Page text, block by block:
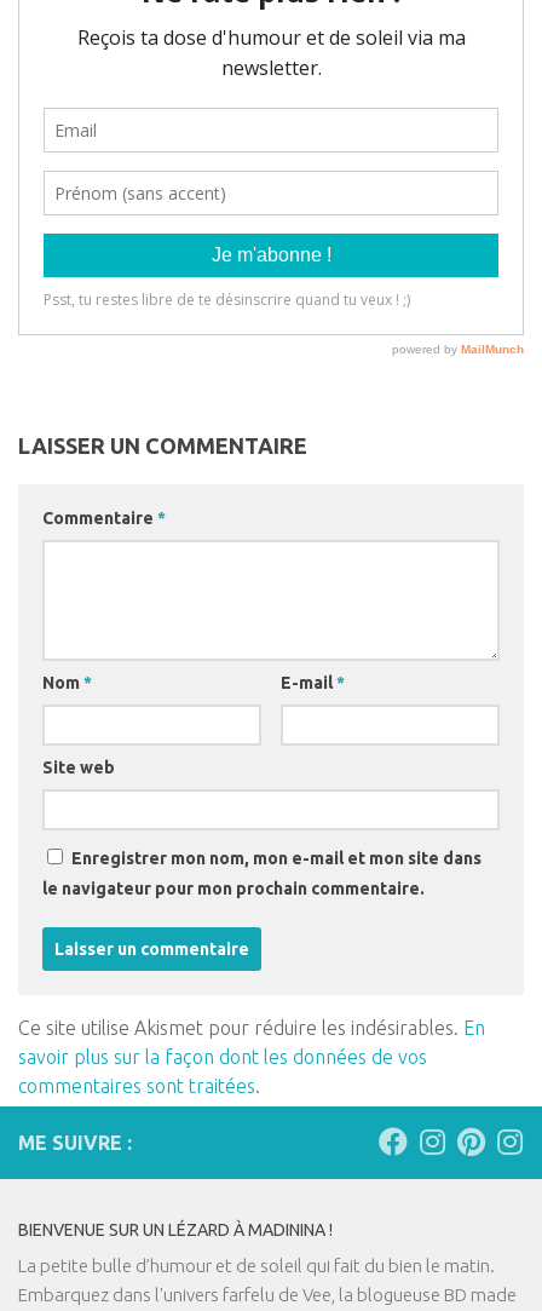
LAISSER UN COMMENTAIRE
Commentaire *
Nom * E-mail*
Site web
Enregistrer mon nom, mon e-mail et mon site dans
le navigateur pour mon prochain commentaire.
Ce site utilise Akismet pour réduire les indésirables. En
savoir plus sur la façon dont les données de vos
commentaires sont traitées.
ME SUIVRE :
BIENVENUE SUR UN LÉZARD À MADININA !
La petite bulle d’humour et de soleil qui fait du bien le matin.
Embarquez dans l'univers farfelu de Vee, la blogueuse BD made